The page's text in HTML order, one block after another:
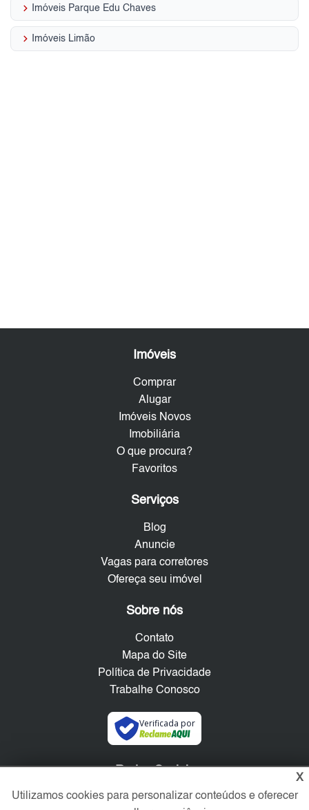
keyboard_arrow_right Imóveis Parque Edu Chaves
keyboard_arrow_right Imóveis Limão
Imóveis
Comprar
Alugar
Imóveis Novos
Imobiliária
O que procura?
Favoritos
Serviços
Blog
Anuncie
Vagas para corretores
Ofereça seu imóvel
Sobre nós
Contato
Mapa do Site
Política de Privacidade
Trabalhe Conosco
Verificada por
Redes Sociais
X
Utilizamos cookies para personalizar conteúdos e oferecer